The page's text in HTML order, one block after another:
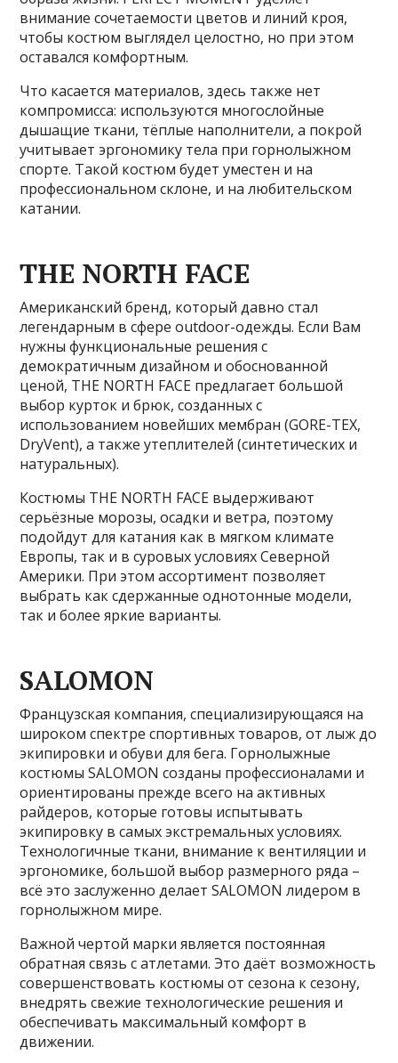
внимание сочетаемости цветов и линий кроя,
чтобы костюм выглядел целостно, но при этом
оставался комфортным.
Что касается материалов, здесь также нет
компромисса: используются многослойные
дышащие ткани, тёплые наполнители, а покрой
учитывает эргономику тела при горнолыжном
спорте. Такой костюм будет уместен и на
профессиональном склоне, и на любительском
катании.
THE NORTH FACE
Американский бренд, который давно стал
легендарным в сфере outdoor-одежды. Если Вам
нужны функциональные решения с
демократичным дизайном и обоснованной
ценой, THE NORTH FACE предлагает большой
выбор курток и брюк, созданных с
использованием новейших мембран (GORE-TEX,
DryVent), а также утеплителей (синтетических и
натуральных).
Костюмы THE NORTH FACE выдерживают
серьёзные морозы, осадки и ветра, поэтому
подойдут для катания как в мягком климате
Европы, так и в суровых условиях Северной
Америки. При этом ассортимент позволяет
выбрать как сдержанные однотонные модели,
так и более яркие варианты.
SALOMON
Французская компания, специализирующаяся на
широком спектре спортивных товаров, от лыж до
экипировки и обуви для бега. Горнолыжные
костюмы SALOMON созданы профессионалами и
ориентированы прежде всего на активных
райдеров, которые готовы испытывать
экипировку в самых экстремальных условиях.
Технологичные ткани, внимание к вентиляции и
эргономике, большой выбор размерного ряда –
всё это заслуженно делает SALOMON лидером в
горнолыжном мире.
Важной чертой марки является постоянная
обратная связь с атлетами. Это даёт возможность
совершенствовать костюмы от сезона к сезону,
внедрять свежие технологические решения и
обеспечивать максимальный комфорт в
движении.